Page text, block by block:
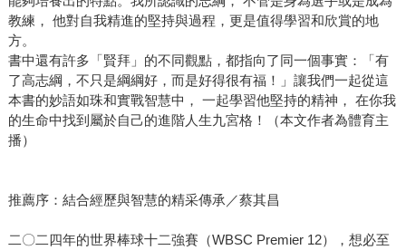
教練， 他對自我精進的堅持與過程，更是值得學習和欣賞的地
方。
書中還有許多「賢拜」的不同觀點，都指向了同一個事實：「有
了高志綱，不只是綱綱好，而是好得很有福！」讓我們一起從這
本書的妙語如珠和實戰智慧中， 一起學習他堅持的精神， 在你我
的生命中找到屬於自己的進階人生九宮格！（本文作者為體育主
播）
推薦序：結合經歷與智慧的精采傳承／蔡其昌
二〇二四年的世界棒球十二強賽（WBSC Premier 12），想必至